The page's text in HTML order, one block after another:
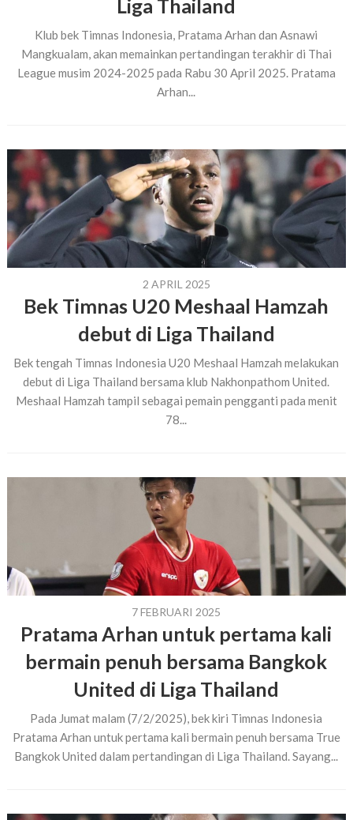
Liga Thailand
Klub bek Timnas Indonesia, Pratama Arhan dan Asnawi
Mangkualam, akan memainkan pertandingan terakhir di Thai
League musim 2024-2025 pada Rabu 30 April 2025. Pratama
Arhan...
2 APRIL 2025
Bek Timnas U20 Meshaal Hamzah
debut di Liga Thailand
Bek tengah Timnas Indonesia U20 Meshaal Hamzah melakukan
debut di Liga Thailand bersama klub Nakhonpathom United.
Meshaal Hamzah tampil sebagai pemain pengganti pada menit
78...
7 FEBRUARI 2025
Pratama Arhan untuk pertama kali
bermain penuh bersama Bangkok
United di Liga Thailand
Pada Jumat malam (7/2/2025), bek kiri Timnas Indonesia
Pratama Arhan untuk pertama kali bermain penuh bersama True
Bangkok United dalam pertandingan di Liga Thailand. Sayang...